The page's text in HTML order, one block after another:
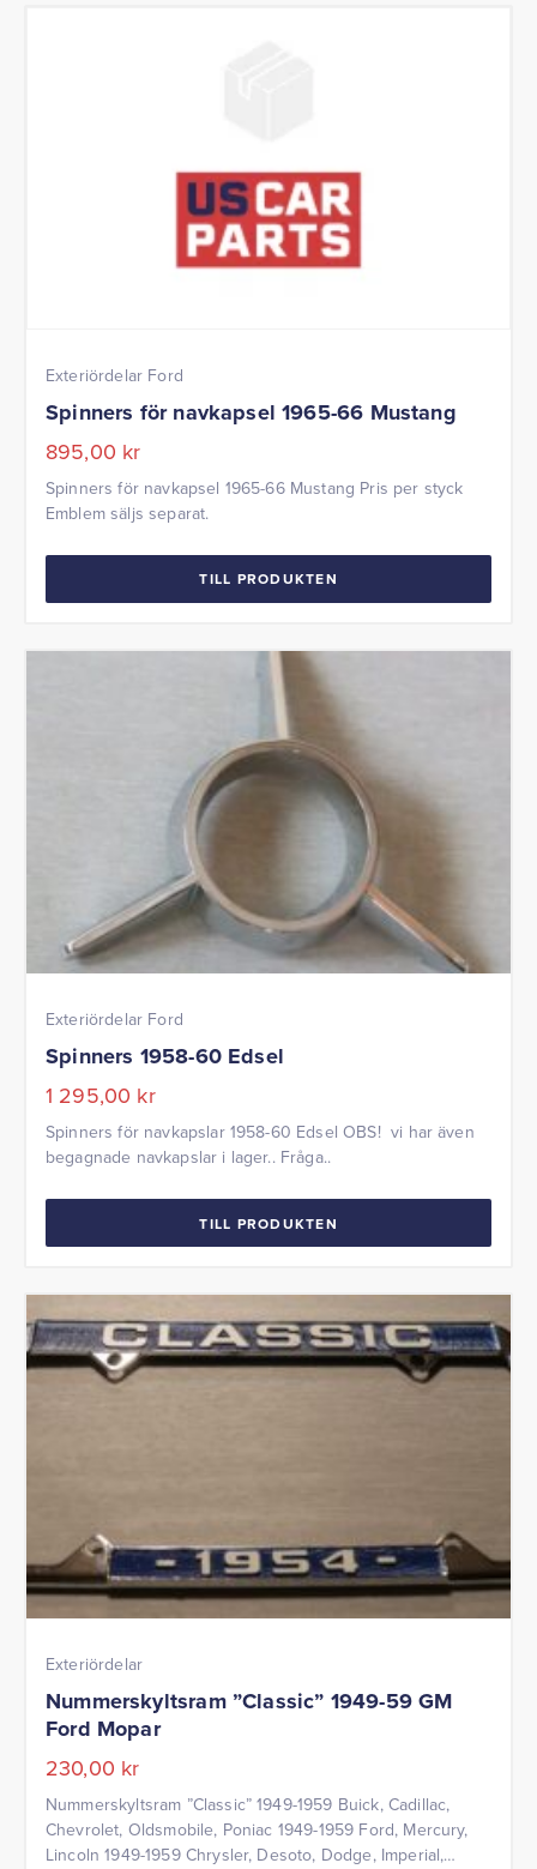
Exteriördelar Ford
Spinners för navkapsel 1965-66 Mustang
895,00 kr
Spinners för navkapsel 1965-66 Mustang Pris per styck
Emblem säljs separat.
TILL PRODUKTEN
Exteriördelar Ford
Spinners 1958-60 Edsel
1 295,00 kr
Spinners för navkapslar 1958-60 Edsel OBS! vi har även
begagnade navkapslar i lager.. Fråga..
TILL PRODUKTEN
Exteriördelar
Nummerskyltsram ”Classic” 1949-59 GM
Ford Mopar
230,00 kr
Nummerskyltsram ”Classic” 1949-1959 Buick, Cadillac,
Chevrolet, Oldsmobile, Poniac 1949-1959 Ford, Mercury,
Lincoln 1949-1959 Chrysler, Desoto, Dodge, Imperial,